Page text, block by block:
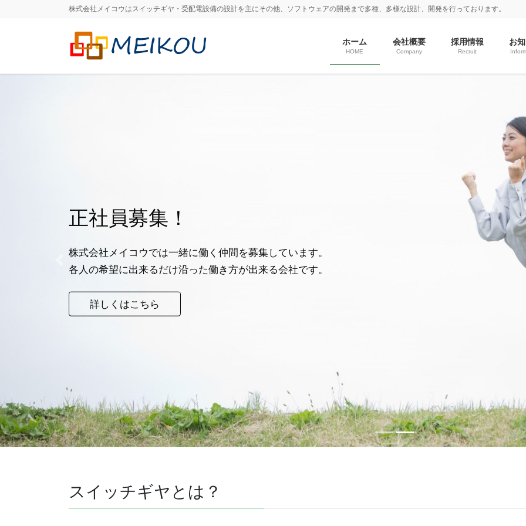
株式会社メイコウはスイッチギヤ・受配電設備の設計を主にその他、ソフトウェアの開発まで多種、多様な設計、開発を行っております。
ホーム
HOME
会社概要
Company
採用情報
Recruit
お
正社員募集！
株式会社メイコウでは一緒に働く仲間を募集しています。
各人の希望に出来るだけ沿った働き方が出来る会社です。
詳しくはこちら
Previous
スイッチギヤとは？